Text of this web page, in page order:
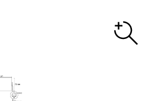
DPD - Odberné miesto